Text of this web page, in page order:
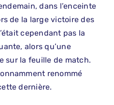
dans l’enceinte
de la large victoire des
cependant pas la
alors qu’une
sur la feuille de match.
renommé
dernière.